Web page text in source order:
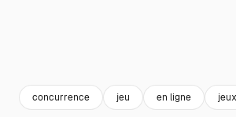
concurrence jeu en ligne jeux